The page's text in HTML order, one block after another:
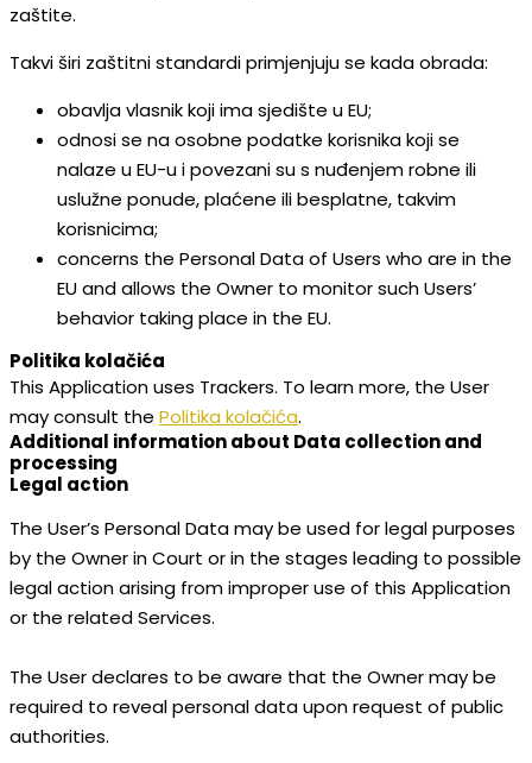
zaštite.
Takvi širi zaštitni standardi primjenjuju se kada obrada:
obavlja vlasnik koji ima sjedište u EU;
odnosi se na osobne podatke korisnika koji se
nalaze u EU-u i povezani su s nuđenjem robne ili
uslužne ponude, plaćene ili besplatne, takvim
korisnicima;
concerns the Personal Data of Users who are in the
EU and allows the Owner to monitor such Users’
behavior taking place in the EU.
Politika kolačića
This Application uses Trackers. To learn more, the User
may consult the Politika kolačića.
Additional information about Data collection and
processing
Legal action
The User’s Personal Data may be used for legal purposes
by the Owner in Court or in the stages leading to possible
legal action arising from improper use of this Application
or the related Services.
The User declares to be aware that the Owner may be
required to reveal personal data upon request of public
authorities.